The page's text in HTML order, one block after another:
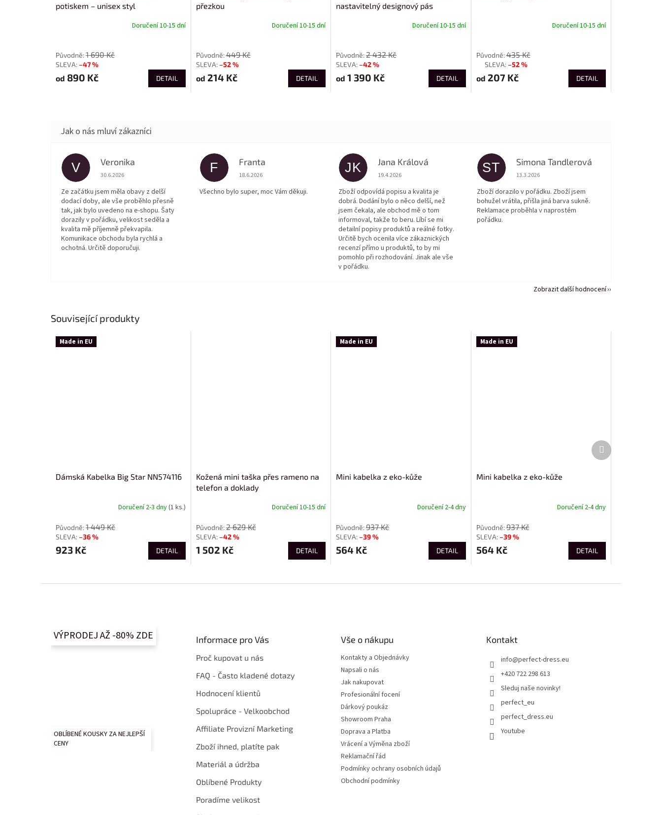
Související produkty
Made in EU
Dámská Kabelka Big Star NN574116
Doručení 2-3 dny(1 ks.)
1 449 Kč
–36 %
923 Kč DETAIL
Kožená mini taška přes rameno na
telefon a doklady
Doručení 10-15 dní
2 629 Kč
–42 %
1 502 Kč DETAIL
Made in EU
Mini kabelka z eko-kůže
Doručení 2-4 dny
937 Kč
–39 %
564 Kč DETAIL
Made in EU
Mini kabelka z eko-kůže
Doručení 2-4 dny
937 Kč
–39 %
564 Kč DETAIL
Další
produkt
potiskem – unisex styl
Doručení 10-15 dní
1 690 Kč
–47 %
od 890 Kč DETAIL
přezkou
Doručení 10-15 dní
449 Kč
–52 %
od 214 Kč DETAIL
nastavitelný designový pás
Doručení 10-15 dní
2 432 Kč
–42 %
od 1 390 Kč DETAIL
Doručení 10-15 dní
435 Kč
–52 %
od 207 Kč DETAIL
V Veronika
Hodnocení obchodu je 5 z 5 hvězdiček.
30.6.2026
Ze začátku jsem měla obavy z delší
dodací doby, ale vše proběhlo přesně
tak, jak bylo uvedeno na e-shopu. Šaty
dorazily v pořádku, velikost seděla a
kvalita mě příjemně překvapila.
Komunikace obchodu byla rychlá a
ochotná. Určitě doporučuji.
F Franta
Hodnocení obchodu je 5 z 5 hvězdiček.
18.6.2026
Všechno bylo super, moc Vám děkuji.
JK Jana Králová
Hodnocení obchodu je 5 z 5 hvězdiček.
19.4.2026
Zboží odpovídá popisu a kvalita je
dobrá. Dodání bylo o něco delší, než
jsem čekala, ale obchod mě o tom
informoval, takže to beru. Líbí se mi
detailní popisy produktů a reálné fotky.
Určitě bych ocenila více zákaznických
recenzí přímo u produktů, to by mi
pomohlo při rozhodování. Jinak ale vše
v pořádku.
ST Simona Tandlerová
Hodnocení obchodu je 5 z 5 hvězdiček.
13.3.2026
Zboží dorazilo v pořádku. Zboží jsem
bohužel vrátila, přišla jiná barva sukně.
Reklamace proběhla v naprostém
pořádku.
Zobrazit další hodnocení
VÝPRODEJ AŽ -80% ZDE
OBLÍBENÉ KOUSKY ZA NEJLEPŠÍ
CENY
Informace pro Vás
Proč kupovat u nás
FAQ - Často kladené dotazy
Hodnocení klientů
Spolupráce - Velkoobchod
Affiliate Provizní Marketing
Zboží ihned, platíte pak
Materiál a údržba
Oblíbené Produkty
Poradíme velikost
Vše o nákupu
Kontakty a Objednávky
Napsali o nás
Jak nakupovat
Profesionální focení
Dárkový poukáz
Showroom Praha
Doprava a Platba
Vrácení a Výměna zboží
Reklamační řád
Podmínky ochrany osobních údajů
Obchodní podmínky
Kontakt
info@perfect-dress.eu
+420 722 298 613
Sleduj naše novinky!
perfect_eu
perfect_dress.eu
Youtube